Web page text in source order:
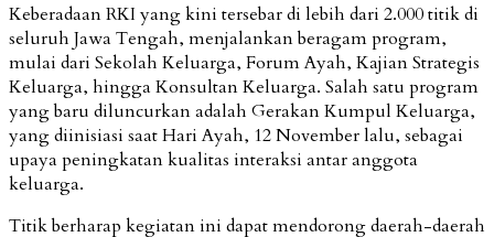
Keberadaan RKI yang kini tersebar di lebih dari 2.000 titik di
seluruh Jawa Tengah, menjalankan beragam program,
mulai dari Sekolah Keluarga, Forum Ayah, Kajian Strategis
Keluarga, hingga Konsultan Keluarga. Salah satu program
yang baru diluncurkan adalah Gerakan Kumpul Keluarga,
yang diinisiasi saat Hari Ayah, 12 November lalu, sebagai
upaya peningkatan kualitas interaksi antar anggota
keluarga.
Titik berharap kegiatan ini dapat mendorong daerah-daerah